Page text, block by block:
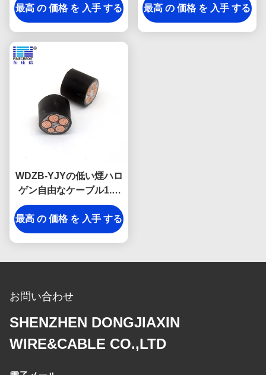
低い煙ゼロ ハロゲン ケー
ブル
最高 の 価格 を 入手 する
のための自由なケーブル
のクラス2
最高 の 価格 を 入手 する
WDZB-YJYの低い煙ハロ
ゲン自由なケーブル1.5-
630mm2のサイズは
3×10mm2を絶縁した
最高 の 価格 を 入手 する
お問い合わせ
SHENZHEN DONGJIAXIN
WIRE&CABLE CO.,LTD